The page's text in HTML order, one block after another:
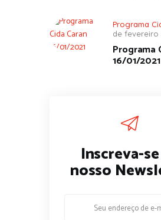
Programa
de fevereiro
Programa
16/01/2021
Inscreva-
nosso